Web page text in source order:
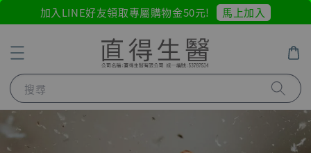
加入LINE好友領取專屬購物金50元! 馬上加入
搜尋